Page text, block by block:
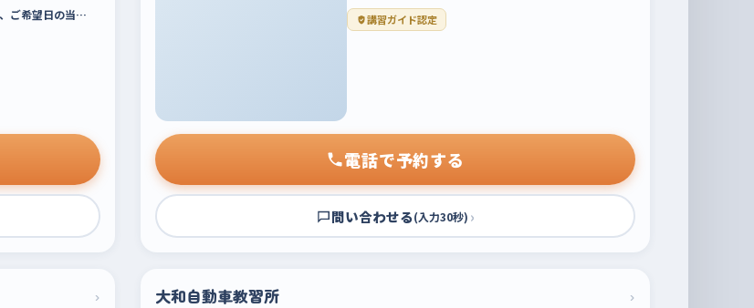
ご希望日の当… 講習ガイド認定
電話で予約する
問い合わせる(入力30秒) ›
› 大和自動車教習所 ›